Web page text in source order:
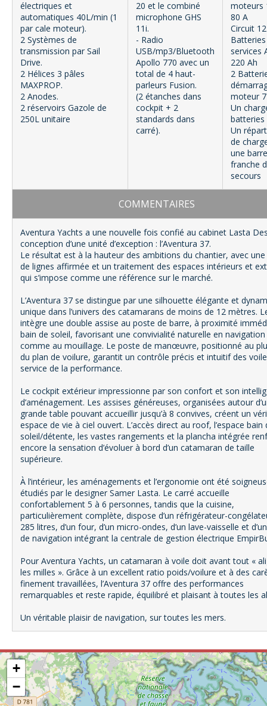
électriques et
automatiques 40L/min (1
par cale moteur).
2 Systèmes de
transmission par Sail
Drive.
2 Hélices 3 pâles
MAXPROP.
2 Anodes.
2 réservoirs Gazole de
250L unitaire
20 et le combiné
microphone GHS
11i.
- Radio
USB/mp3/Bluetooth
Apollo 770 avec un
total de 4 haut-
parleurs Fusion.
(2 étanches dans
cockpit + 2
standards dans
carré).
moteurs
80 A
Circuit
services
220 Ah
2
moteur
Un
batteries
Un
de
une barre
franche
secours
COMMENTAIRES
Aventura Yachts a une nouvelle fois confié au cabinet Lasta
conception d’une unité d’exception : l’Aventura 37.
Le résultat est à la hauteur des ambitions du chantier, avec
de lignes affirmée et un traitement des espaces intérieurs et
qui s’impose comme une référence sur le marché.
L’Aventura 37 se distingue par une silhouette élégante et
unique dans l’univers des catamarans de moins de 12 mètres.
intègre une double assise au poste de barre, à proximité
bain de soleil, favorisant une convivialité naturelle en navigation
comme au mouillage. Le poste de manœuvre, positionné au
du plan de voilure, garantit un contrôle précis et intuitif des
service de la performance.
Le cockpit extérieur impressionne par son confort et son
d’aménagement. Les assises généreuses, organisées autour
grande table pouvant accueillir jusqu’à 8 convives, créent un
espace de vie à ciel ouvert. L’accès direct au roof, l’espace bain
soleil/détente, les vastes rangements et la plancha intégrée
encore la sensation d’évoluer à bord d’un catamaran de taille
supérieure.
À l’intérieur, les aménagements et l’ergonomie ont été
étudiés par le designer Samer Lasta. Le carré accueille
confortablement 5 à 6 personnes, tandis que la cuisine,
particulièrement complète, dispose d’un réfrigérateur-
285 litres, d’un four, d’un micro-ondes, d’un lave-vaisselle et
de navigation intégrant la centrale de gestion électrique
Pour Aventura Yachts, un catamaran à voile doit avant tout «
les milles ». Grâce à un excellent ratio poids/voilure et à des
finement travaillées, l’Aventura 37 offre des performances
remarquables et reste rapide, équilibré et plaisant à toutes les
Un véritable plaisir de navigation, sur toutes les mers.
+
−